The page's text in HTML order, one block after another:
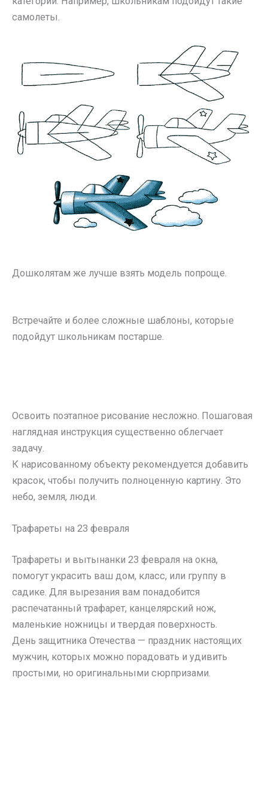
самолеты.
Дошколятам же лучше взять модель попроще.
Встречайте и более сложные шаблоны, которые
подойдут школьникам постарше.
Освоить поэтапное рисование несложно. Пошаговая
наглядная инструкция существенно облегчает
задачу.
К нарисованному объекту рекомендуется добавить
красок, чтобы получить полноценную картину. Это
небо, земля, люди.
Трафареты на 23 февраля
Трафареты и вытынанки 23 февраля на окна,
помогут украсить ваш дом, класс, или группу в
садике. Для вырезания вам понадобится
распечатанный трафарет, канцелярский нож,
маленькие ножницы и твердая поверхность.
День защитника Отечества — праздник настоящих
мужчин, которых можно порадовать и удивить
простыми, но оригинальными сюрпризами.